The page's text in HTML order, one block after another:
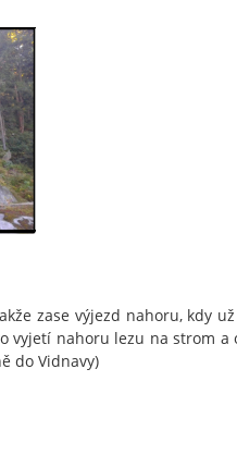
zase výjezd nahoru, kdy
vyjetí nahoru lezu na strom
do Vidnavy)